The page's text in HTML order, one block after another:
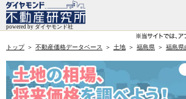
トップ 不動産価格データベース 土地 福島県 福島県